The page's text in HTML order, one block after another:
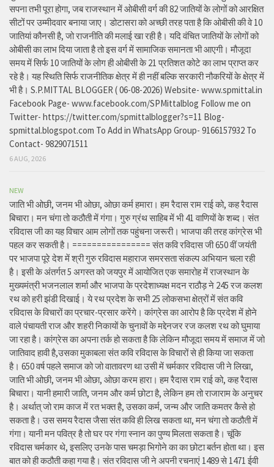
सपना तभी पूरा होगा, जब राजस्थान में ओबीसी वर्ग की 82 जातियों के लोगों को आरक्षित
सीटों पर उम्मीदवार बनाया जाए। डोटासरा को अच्छी तरह पता है कि ओबीसी की वे 10
जातियां कौनसी है, जो राजनीति की मलाई खा रही है। यदि वंचित जातियों के लोगों को
ओबीसी का लाभ दिया जाता है तो इस वर्ग में सामाजिक समानता भी आएगी। मौजूदा
समय में सिर्फ 10 जातियों के लोग ही ओबीसी के 21 प्रतिशत कोटे का लाभ प्राप्त कर
रहे है। यह स्थिति सिर्फ राजनीतिक क्षेत्र में ही नहीं बल्कि सरकारी नौकरियों के क्षेत्र में
भी है। S.P.MITTAL BLOGGER ( 06-08-2026) Website- www.spmittal.in
Facebook Page- www.facebook.com/SPMittalblog Follow me on
Twitter- https://twitter.com/spmittalblogger?s=11 Blog-
spmittal.blogspot.com To Add in WhatsApp Group- 9166157932 To
Contact- 9829071511
6 AUG, 2026
NEW
जाति भी ओछी, जनम भी ओछा, ओछा कर्म हमारा। हम रैदास राम राई को, कह रैदास
बिचारा। मन चंगा तो कठौती में गंगा। गुरु ग्रंथ साहिब में भी 41 वाणियों के शब्द। संत
रविदास जी का यह विचार आम लोगों तक पहुंचना जरूरी। भाजपा की तरह कांग्रेस भी
पहल कर सकती है। ================ संत कवि रविदास जी 650 वीं जयंती
पर भाजपा पूरे देश में श्री गुरु रविदास महाराज समरसता संकल्प अभियान चला रही
है। इसी के अंतर्गत 5 अगस्त को जयपुर में आयोजित एक समारोह में राजस्थान के
मुख्यमंत्री भजनलाल शर्मा और भाजपा के प्रदेशाध्यक्ष मदन राठौड़ ने 245 रज कलश
रथ को हरी झंडी दिखाई। ये रथ प्रदेश के सभी 25 लोकसभा क्षेत्रों में संत कवि
रविदास के विचारों का प्रचार-प्रसार करेंगे। कांग्रेस का आरोप है कि प्रदेश में होने
वाले पंचायती राज और शहरी निकायों के चुनावों के मद्देनजर रज कलश रथ को घुमाया
जा रहा है। कांग्रेस का अपना तर्क हो सकता है कि लेकिन मौजूदा समय में समाज में जो
जातिवाद हावी है,उसका मुकाबला संत कवि रविदास के विचारों से ही किया जा सकता
है। 650 वर्ष पहले समाज को जो वातावरण था उसी में चर्मकार रविदास जी ने लिखा,
जाति भी ओछी, जनम भी ओछा, ओछा करम हारा। हम रैदास राम राई को, कह रैदास
बिचारा। यानी हमारी जाति, जनम और कर्म छोटा है, लेकिन हम तो राजाराम के अनुचर
है। अर्थात् जो राम काज में रत भक्त है, उसका कर्म, जन्म और जाति कमतर कैसे हो
सकता है। उस समय रैदास जैसा संत कवि ही लिख सकता था, मन चंगा तो कठौती में
गंगा। यानी मन पवित्र है तो घर पर गंगा स्नान का पुण्य मिलता सकता है। चूंकि
रविदास चर्मकार थे, इसलिए उनके पास चमड़ा भिगोने का का छोटा बर्तन होता था। इस
बात को ही कठौती कहा गया है। संत रविदास जी ने अपनी रचनाएं 1489 से 1471 ईवी